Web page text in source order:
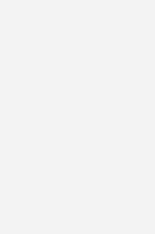
im kommenden Jahr wieder
die Glasindustrie machen“, so
aufgebaut sein?
Messeerlebnis gearbeitet,
an Konferenzen und
live zu ermöglichen. Die
Portal für interessierte
allen Ausstellern,
Aktuelle Informationen rund